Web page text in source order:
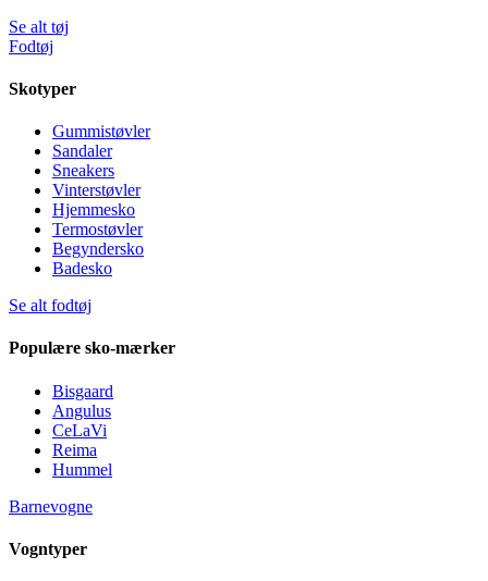
Se alt tøj
Fodtøj
Skotyper
Gummistøvler
Sandaler
Sneakers
Vinterstøvler
Hjemmesko
Termostøvler
Begyndersko
Badesko
Se alt fodtøj
Populære sko-mærker
Bisgaard
Angulus
CeLaVi
Reima
Hummel
Barnevogne
Vogntyper